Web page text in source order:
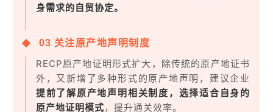
身需求的自贸协定。
03 关注原产地声明制度
RECP原产地证明形式扩大，除传统的原产地证书
外，又新增了多种形式的原产地声明，建议企业
提前了解原产地声明相关制度，选择适合自身的
原产地证明模式，提升通关效率。